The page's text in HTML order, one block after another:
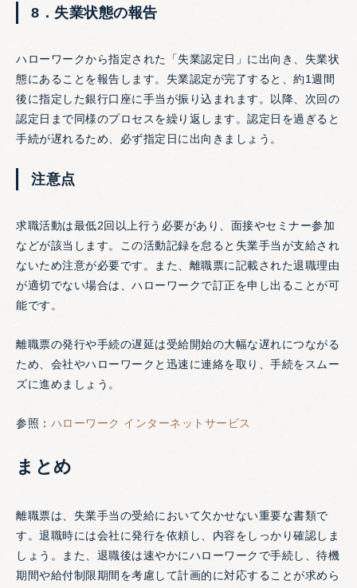
8．失業状態の報告
ハローワークから指定された「失業認定日」に出向き、失業状
態にあることを報告します。失業認定が完了すると、約1週間
後に指定した銀行口座に手当が振り込まれます。以降、次回の
認定日まで同様のプロセスを繰り返します。認定日を過ぎると
手続が遅れるため、必ず指定日に出向きましょう。
注意点
求職活動は最低2回以上行う必要があり、面接やセミナー参加
などが該当します。この活動記録を怠ると失業手当が支給され
ないため注意が必要です。また、離職票に記載された退職理由
が適切でない場合は、ハローワークで訂正を申し出ることが可
能です。
離職票の発行や手続の遅延は受給開始の大幅な遅れにつながる
ため、会社やハローワークと迅速に連絡を取り、手続をスムー
ズに進めましょう。
参照： ハローワーク インターネットサービス
まとめ
離職票は、失業手当の受給において欠かせない重要な書類で
す。退職時には会社に発行を依頼し、内容をしっかり確認しま
しょう。また、退職後は速やかにハローワークで手続し、待機
期間や給付制限期間を考慮して計画的に対応することが求めら